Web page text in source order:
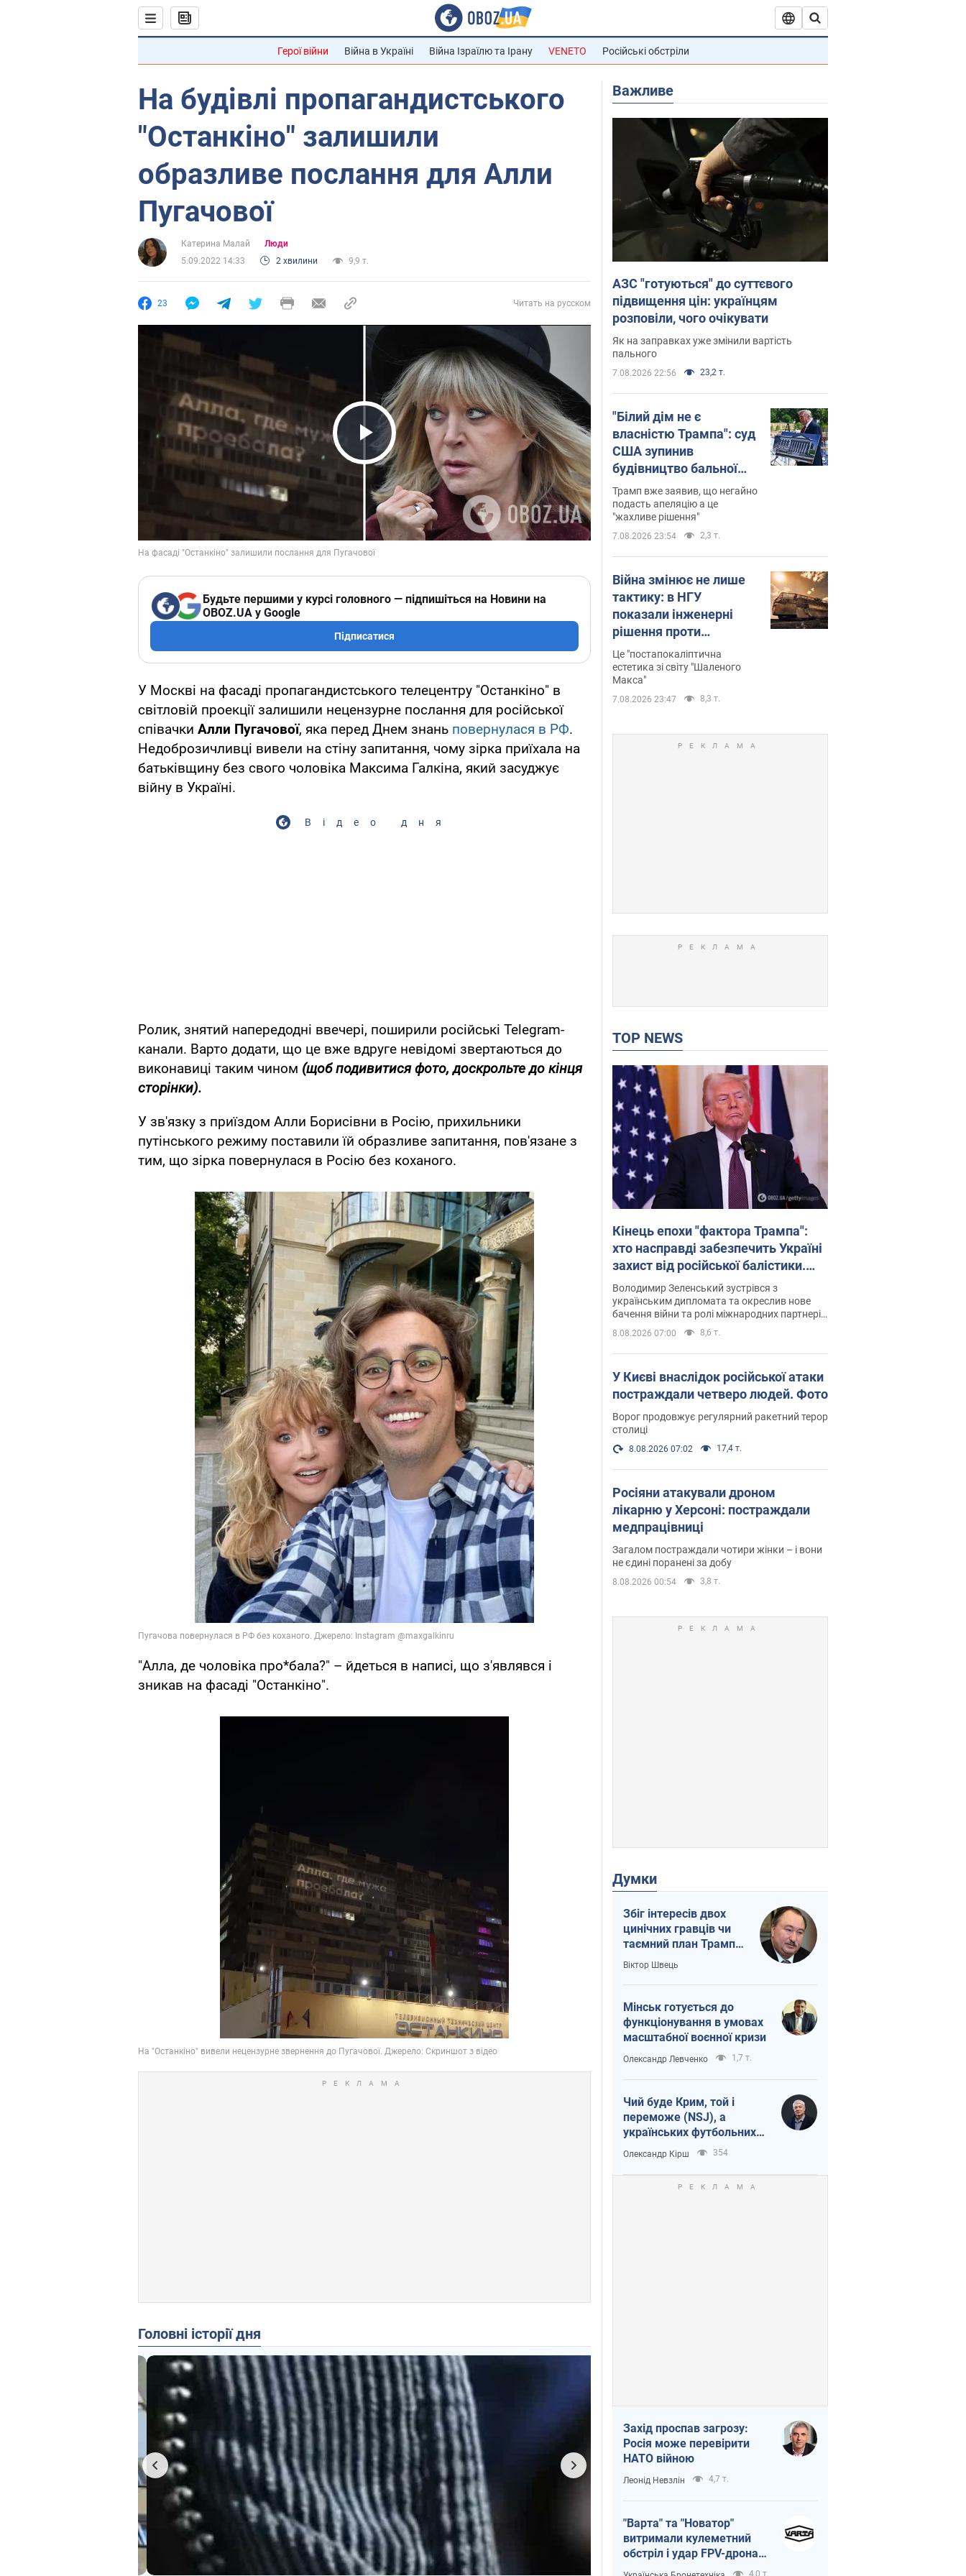
Герої війни Війна в Україні Війна Ізраїлю та Ірану VENETO Російські обстріли
На будівлі пропагандистського
"Останкіно" залишили
образливе послання для Алли
Пугачової
Катерина Малай
Люди
5.09.2022 14:33
2 хвилини 9,9 т.
23 Читать на русском
Play Video
Будьте першими у курсі головного — підпишіться на Новини на
OBOZ.UA у Google
Підписатися
У Москві на фасаді пропагандистського телецентру "Останкіно" в
світловій проекції залишили нецензурне послання для російської
співачки Алли Пугачової, яка перед Днем знань повернулася в РФ.
Недоброзичливці вивели на стіну запитання, чому зірка приїхала на
батьківщину без свого чоловіка Максима Галкіна, який засуджує
війну в Україні.
Відео дня
Ролик, знятий напередодні ввечері, поширили російські Telegram-
канали. Варто додати, що це вже вдруге невідомі звертаються до
виконавиці таким чином (щоб подивитися фото, доскрольте до кінця
сторінки).
У зв'язку з приїздом Алли Борисівни в Росію, прихильники
путінського режиму поставили їй образливе запитання, пов'язане з
тим, що зірка повернулася в Росію без коханого.
"Алла, де чоловіка про*бала?" – йдеться в написі, що з'являвся і
зникав на фасаді "Останкіно".
Головні історії дня
Важливе
АЗС "готуються" до суттєвого
підвищення цін: українцям
розповіли, чого очікувати
Як на заправках уже змінили вартість
пального
7.08.2026 22:56 23,2 т.
"Білий дім не є
власністю Трампа": суд
США зупинив
будівництво бальної
зали за $400 млн
Трамп вже заявив, що негайно
подасть апеляцію а це
"жахливе рішення"
7.08.2026 23:54 2,3 т.
Війна змінює не лише
тактику: в НГУ
показали інженерні
рішення проти
російських FPV-дронів.
Фото
Це "постапокаліптична
естетика зі світу "Шаленого
Макса"
7.08.2026 23:47 8,3 т.
TOP NEWS
Кінець епохи "фактора Трампа":
хто насправді забезпечить Україні
захист від російської балістики.
Інтерв’ю з Безсмертним
Володимир Зеленський зустрівся з
українським дипломата та окреслив нове
бачення війни та ролі міжнародних партнерів
у боротьбі з Росією
8.08.2026 07:00 8,6 т.
У Києві внаслідок російської атаки
постраждали четверо людей. Фото
Ворог продовжує регулярний ракетний терор
столиці
8.08.2026 07:02 17,4 т.
Росіяни атакували дроном
лікарню у Херсоні: постраждали
медпрацівниці
Загалом постраждали чотири жінки – і вони
не єдині поранені за добу
8.08.2026 00:54 3,8 т.
Думки
Збіг інтересів двох
цинічних гравців чи
таємний план Трампа
і Путіна?
Віктор Швець
Мінськ готується до
функціонування в умовах
масштабної воєнної кризи
Олександр Левченко 1,7 т.
Чий буде Крим, той і
переможе (NSJ), а
українських футбольних
чиновників можуть
назвати вбивцями
Олександр Кірш 354
Захід проспав загрозу:
Росія може перевірити
НАТО війною
Леонід Невзлін 4,7 т.
"Варта" та "Новатор"
витримали кулеметний
обстріл і удар FPV-дрона,
врятувавши життя
4,0 т.